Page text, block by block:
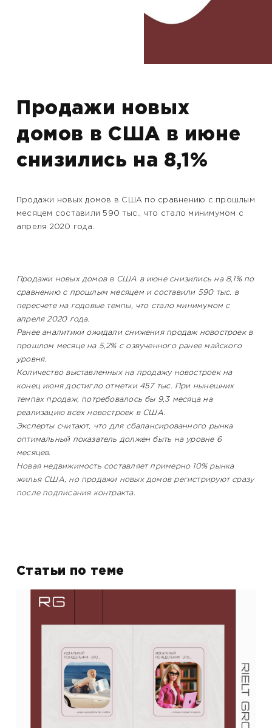
Продажи новых
домов в США в июне
снизились на 8,1%
Продажи новых домов в США по сравнению с прошлым
месяцем составили 590 тыс., что стало минимумом с
апреля 2020 года.
Продажи новых домов в США в июне снизились на 8,1% по
сравнению с прошлым месяцем и составили 590 тыс. в
пересчете на годовые темпы, что стало минимумом с
апреля 2020 года.
Ранее аналитики ожидали снижения продаж новостроек в
прошлом месяце на 5,2% с озвученного ранее майского
уровня.
Количество выставленных на продажу новостроек на
конец июня достигло отметки 457 тыс. При нынешних
темпах продаж, потребовалось бы 9,3 месяца на
реализацию всех новостроек в США.
Эксперты считают, что для сбалансированного рынка
оптимальный показатель должен быть на уровне 6
месяцев.
Новая недвижимость составляет примерно 10% рынка
жилья США, но продажи новых домов регистрируют сразу
после подписания контракта.
Статьи по теме